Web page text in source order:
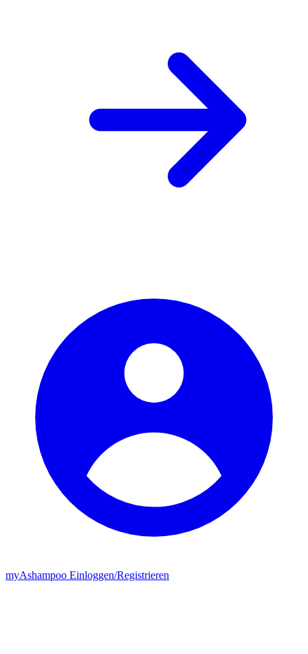
myAshampoo Einloggen/Registrieren